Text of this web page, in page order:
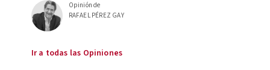
Opinión de
RAFAEL PÉREZ GAY
Ir a todas las Opiniones